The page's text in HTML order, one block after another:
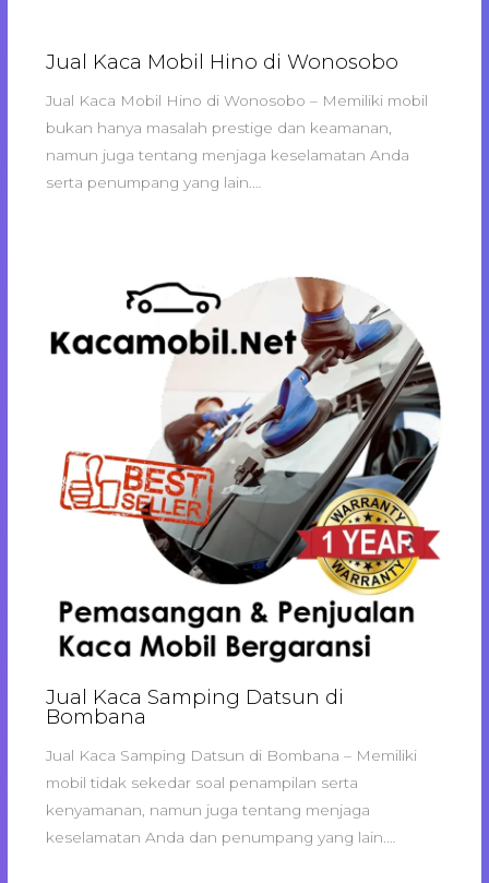
Jual Kaca Mobil Hino di Wonosobo
Jual Kaca Mobil Hino di Wonosobo – Memiliki mobil
bukan hanya masalah prestige dan keamanan,
namun juga tentang menjaga keselamatan Anda
serta penumpang yang lain.…
Jual Kaca Samping Datsun di
Bombana
Jual Kaca Samping Datsun di Bombana – Memiliki
mobil tidak sekedar soal penampilan serta
kenyamanan, namun juga tentang menjaga
keselamatan Anda dan penumpang yang lain.…